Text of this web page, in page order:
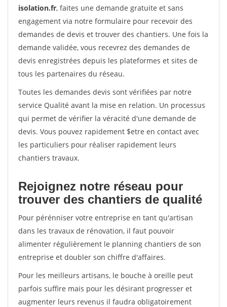
isolation.fr, faites une demande gratuite et sans
engagement via notre formulaire pour recevoir des
demandes de devis et trouver des chantiers. Une fois la
demande validée, vous recevrez des demandes de
devis enregistrées depuis les plateformes et sites de
tous les partenaires du réseau.
Toutes les demandes devis sont vérifiées par notre
service Qualité avant la mise en relation. Un processus
qui permet de vérifier la véracité d'une demande de
devis. Vous pouvez rapidement $etre en contact avec
les particuliers pour réaliser rapidement leurs
chantiers travaux.
Rejoignez notre réseau pour
trouver des chantiers de qualité
Pour pérénniser votre entreprise en tant qu'artisan
dans les travaux de rénovation, il faut pouvoir
alimenter régulièrement le planning chantiers de son
entreprise et doubler son chiffre d'affaires.
Pour les meilleurs artisans, le bouche à oreille peut
parfois suffire mais pour les désirant progresser et
augmenter leurs revenus il faudra obligatoirement